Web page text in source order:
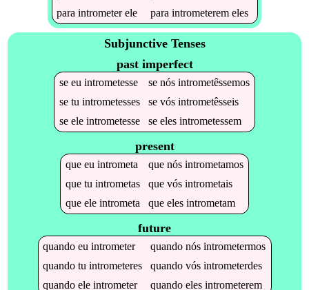
paraintrometerele paraintrometerem eles
Subjunctive Tenses
past imperfect
se eu intrometesse se nós intrometêssemos
se tu intrometesses se vós intrometêsseis
se ele intrometesse se eles intrometessem
present
que eu intrometa que nós intrometamos
que tu intrometas que vós intrometais
que ele intrometa que eles intrometam
future
quandoeuintrometer quandonósintrometermos
quandotuintrometeres quandovósintrometerdes
quandoeleintrometer quandoelesintrometerem